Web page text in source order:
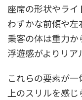
座席の形状やライ
わずかな前傾や左
乗客の体は重力か
浮遊感がよりリア
これらの要素が
上のスリルを感じ